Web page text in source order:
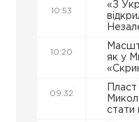
10:53
«З
10:20
як у
09:32
стати